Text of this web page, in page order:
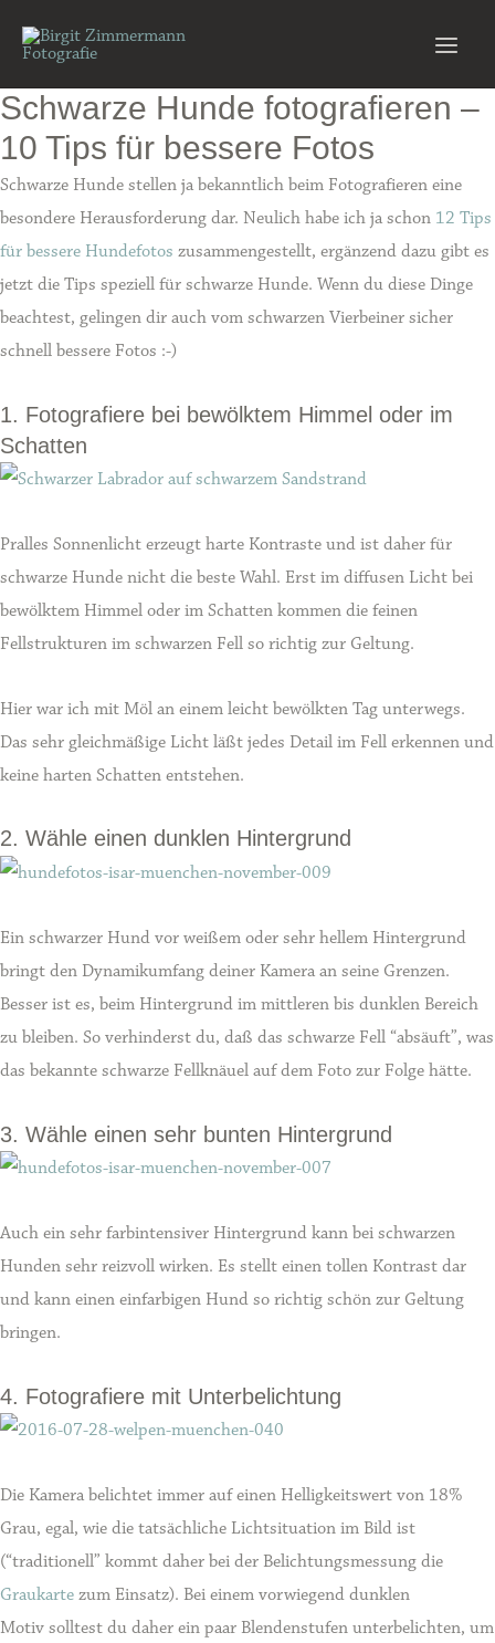
Inhalt
Schwarze Hunde fotografieren –
10 Tips für bessere Fotos
Schwarze Hunde stellen ja bekanntlich beim Fotografieren eine
besondere Herausforderung dar. Neulich habe ich ja schon 12 Tips
für bessere Hundefotos zusammengestellt, ergänzend dazu gibt es
jetzt die Tips speziell für schwarze Hunde. Wenn du diese Dinge
beachtest, gelingen dir auch vom schwarzen Vierbeiner sicher
schnell bessere Fotos :-)
1. Fotografiere bei bewölktem Himmel oder im
Schatten
Pralles Sonnenlicht erzeugt harte Kontraste und ist daher für
schwarze Hunde nicht die beste Wahl. Erst im diffusen Licht bei
bewölktem Himmel oder im Schatten kommen die feinen
Fellstrukturen im schwarzen Fell so richtig zur Geltung.
Hier war ich mit Möl an einem leicht bewölkten Tag unterwegs.
Das sehr gleichmäßige Licht läßt jedes Detail im Fell erkennen und
keine harten Schatten entstehen.
2. Wähle einen dunklen Hintergrund
Ein schwarzer Hund vor weißem oder sehr hellem Hintergrund
bringt den Dynamikumfang deiner Kamera an seine Grenzen.
Besser ist es, beim Hintergrund im mittleren bis dunklen Bereich
zu bleiben. So verhinderst du, daß das schwarze Fell “absäuft”, was
das bekannte schwarze Fellknäuel auf dem Foto zur Folge hätte.
3. Wähle einen sehr bunten Hintergrund
Auch ein sehr farbintensiver Hintergrund kann bei schwarzen
Hunden sehr reizvoll wirken. Es stellt einen tollen Kontrast dar
und kann einen einfarbigen Hund so richtig schön zur Geltung
bringen.
4. Fotografiere mit Unterbelichtung
Die Kamera belichtet immer auf einen Helligkeitswert von 18%
Grau, egal, wie die tatsächliche Lichtsituation im Bild ist
(“traditionell” kommt daher bei der Belichtungsmessung die
Graukarte zum Einsatz). Bei einem vorwiegend dunklen
Motiv solltest du daher ein paar Blendenstufen unterbelichten, um